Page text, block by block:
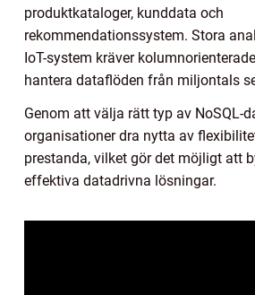
produktkataloger, kunddata och
rekommendationssystem. Stora
IoT-system kräver
hantera dataflöden från miljontals
Genom att välja rätt typ av NoSQL-
organisationer dra nytta av
prestanda, vilket gör det möjligt att
effektiva datadrivna lösningar.